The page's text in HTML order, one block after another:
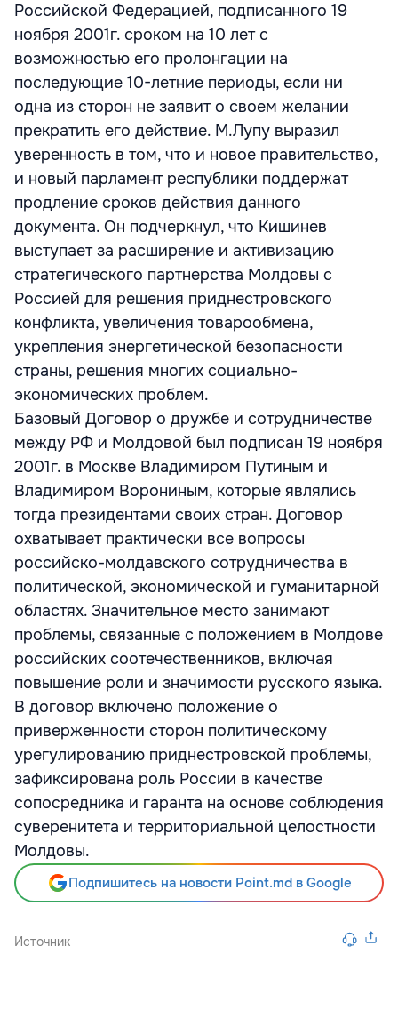
Российской Федерацией, подписанного 19
ноября 2001г. сроком на 10 лет с
возможностью его пролонгации на
последующие 10-летние периоды, если ни
одна из сторон не заявит о своем желании
прекратить его действие. М.Лупу выразил
уверенность в том, что и новое правительство,
и новый парламент республики поддержат
продление сроков действия данного
документа. Он подчеркнул, что Кишинев
выступает за расширение и активизацию
стратегического партнерства Молдовы с
Россией для решения приднестровского
конфликта, увеличения товарообмена,
укрепления энергетической безопасности
страны, решения многих социально-
экономических проблем.
Базовый Договор о дружбе и сотрудничестве
между РФ и Молдовой был подписан 19 ноября
2001г. в Москве Владимиром Путиным и
Владимиром Ворониным, которые являлись
тогда президентами своих стран. Договор
охватывает практически все вопросы
российско-молдавского сотрудничества в
политической, экономической и гуманитарной
областях. Значительное место занимают
проблемы, связанные с положением в Молдове
российских соотечественников, включая
повышение роли и значимости русского языка.
В договор включено положение о
приверженности сторон политическому
урегулированию приднестровской проблемы,
зафиксирована роль России в качестве
сопосредника и гаранта на основе соблюдения
суверенитета и территориальной целостности
Молдовы.
Подпишитесь на новости Point.md в Google
Источник